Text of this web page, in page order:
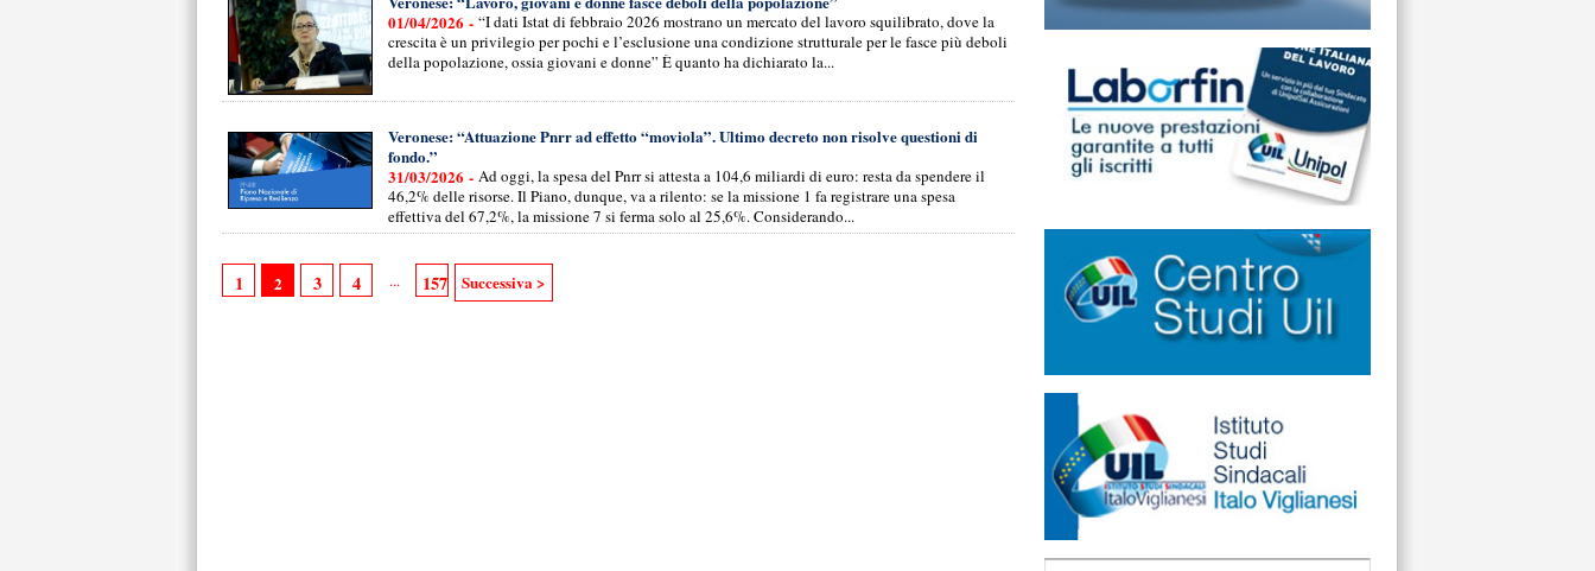
01/04/2026 - “I dati Istat di febbraio 2026 mostrano un mercato del lavoro squilibrato, dove la
crescita è un privilegio per pochi e l’esclusione una condizione strutturale per le fasce più deboli
della popolazione, ossia giovani e donne” È quanto ha dichiarato la...
Veronese: “Attuazione Pnrr ad effetto “moviola”. Ultimo decreto non risolve questioni di
fondo.”
31/03/2026 - Ad oggi, la spesa del Pnrr si attesta a 104,6 miliardi di euro: resta da spendere il
46,2% delle risorse. Il Piano, dunque, va a rilento: se la missione 1 fa registrare una spesa
effettiva del 67,2%, la missione 7 si ferma solo al 25,6%. Considerando...
1 2 3 4 ... 157 Successiva >